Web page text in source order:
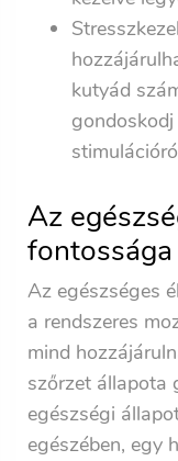
kutyád
Az
fontossága
Az egészséges
a rendszeres
mind
szőrzet állapota
egészségi
egészében, egy